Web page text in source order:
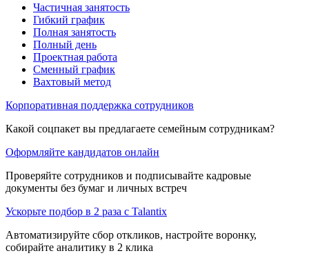
Частичная занятость
Гибкий график
Полная занятость
Полный день
Проектная работа
Сменный график
Вахтовый метод
Корпоративная поддержка сотрудников
Какой соцпакет вы предлагаете семейным сотрудникам?
Оформляйте кандидатов онлайн
Проверяйте сотрудников и подписывайте кадровые
документы без бумаг и личных встреч
Ускорьте подбор в 2 раза с Talantix
Автоматизируйте сбор откликов, настройте воронку,
собирайте аналитику в 2 клика